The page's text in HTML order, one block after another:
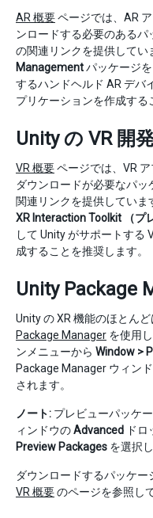
AR 概要ページでは、AR
ンロードする必要のある
の関連リンクを提供してい
Managementパッケージ
するハンドヘルド AR デバ
プリケーションを作成する
Unity の VR 開
VR 概要ページでは、VR
ダウンロードが必要なパ
関連リンクを提供していま
XR Interaction Toolkit
（プ
して Unity がサポートする
成することを推奨します。
Unity Package
Unity の XR 機能のほとんど
Package Manager を使用
ンメニューから Window >
Package Manager ウィン
されます。
ノート: プレビューパッケ
ィンドウのAdvanced ドロ
Preview Packages を選択
ダウンロードするパッケー
VR 概要のページを参照し